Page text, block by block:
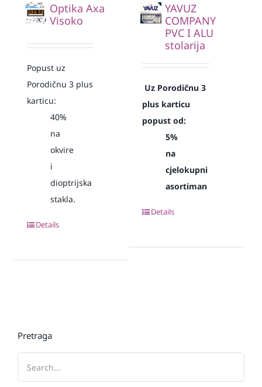
Optika Axa
Visoko
Popust uz
Porodičnu 3 plus
karticu:
40%
na
okvire
i
dioptrijska
stakla.
Details
YAVUZ
COMPANY
PVC I ALU
stolarija
Uz Porodičnu 3
plus karticu
popust od:
5%
na
cjelokupni
asortiman
Details
Pretraga